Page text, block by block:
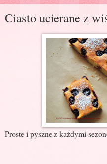
Ciasto ucierane z
Proste i pyszne z każdymi